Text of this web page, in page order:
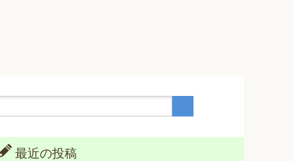
最近の投稿